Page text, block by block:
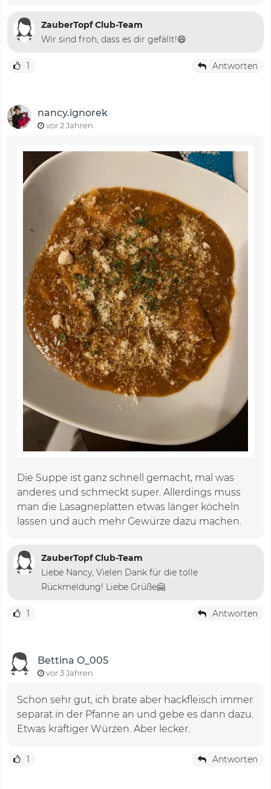
ZauberTopf Club-Team
Wir sind froh, dass es dir gefällt!😄
1 Antworten
nancy.ignorek
vor 2 Jahren
Die Suppe ist ganz schnell gemacht, mal was
anderes und schmeckt super. Allerdings muss
man die Lasagneplatten etwas länger köcheln
lassen und auch mehr Gewürze dazu machen.
ZauberTopf Club-Team
Liebe Nancy, Vielen Dank für die tolle
Rückmeldung! Liebe Grüße🤗
1 Antworten
Bettina O_005
vor 3 Jahren
Schon sehr gut, ich brate aber hackfleisch immer
separat in der Pfanne an und gebe es dann dazu.
Etwas kräftiger Würzen. Aber lecker.
1 Antworten